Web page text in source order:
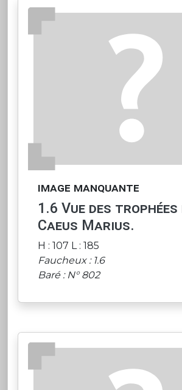
image manquante
1.6 Vue des trophées
Caeus Marius.
H : 107 L : 185
Faucheux : 1.6
Baré : N° 802